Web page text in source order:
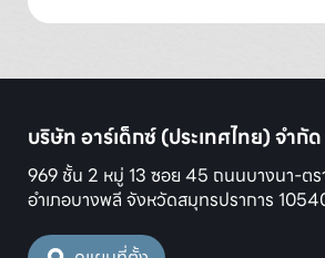
บริษัท อาร์เด็กซ์ (ประเทศไทย) จำกัด
969 ชั้น 2 หมู่ 13 ซอย 45 ถนนบางนา-ต
อำเภอบางพลี จังหวัดสมุทรปราการ